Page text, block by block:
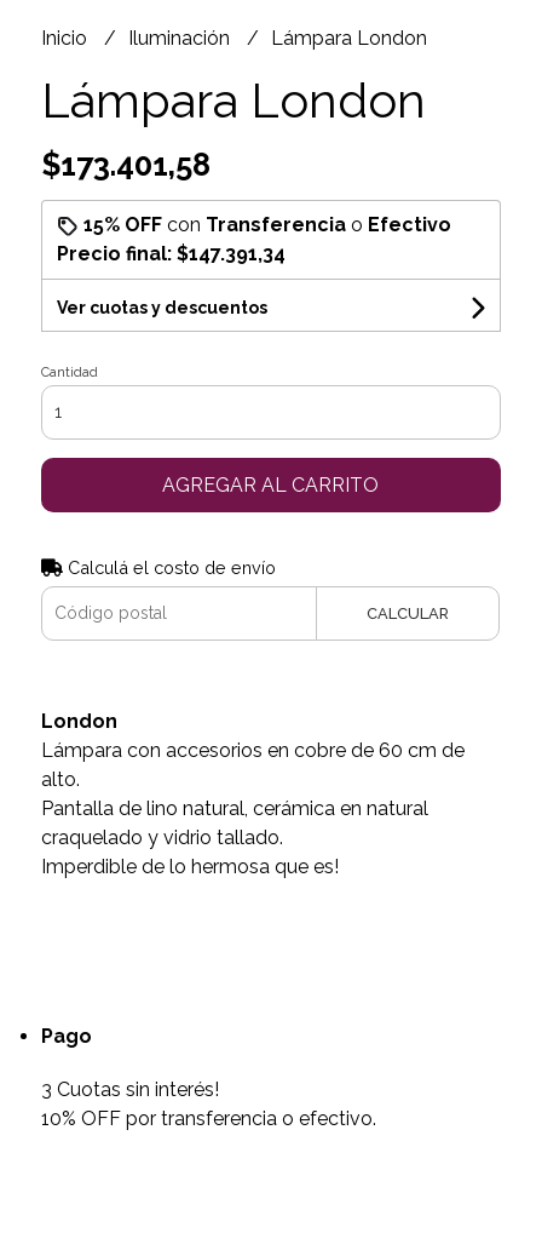
Inicio Iluminación Lámpara London
Lámpara London
$173.401,58
15% OFFcon Transferenciao Efectivo
Precio final: $147.391,34
Ver cuotas y descuentos
Cantidad
AGREGAR AL CARRITO
Calculá el costo de envío
CALCULAR
London
Lámpara con accesorios en cobre de 60 cm de
alto.
Pantalla de lino natural, cerámica en natural
craquelado y vidrio tallado.
Imperdible de lo hermosa que es!
Pago
3 Cuotas sin interés!
10% OFF por transferencia o efectivo.